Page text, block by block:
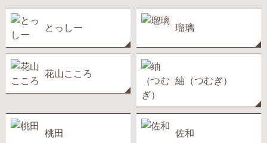
とっしー 瑠璃
花山こころ
紬（つむぎ）
桃田 佐和